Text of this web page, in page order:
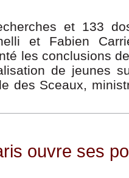
et 133
et Fabien
les conclusions
de jeunes
des Sceaux,
ouvre ses